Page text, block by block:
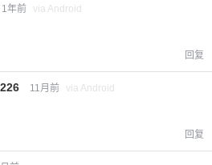
1年前 via Android
回复
11月前 via Android
回复